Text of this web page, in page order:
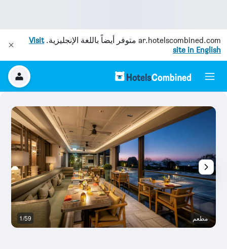
ar.hotelscombined.com متوفر أيضاً باللغة الإنجليزية.Visit
site in English
مطعم 1/59